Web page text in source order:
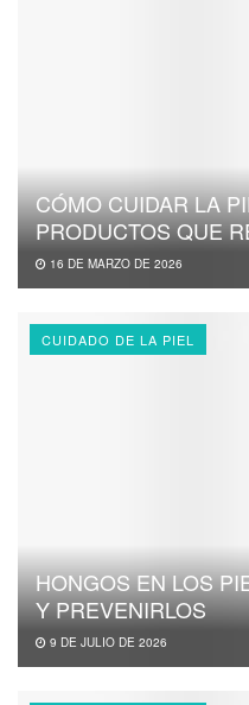
CÓMO CUIDAR LA
PRODUCTOS QUE
16 DE MARZO DE 2026
CUIDADO DE LA PIEL
HONGOS EN LOS
Y PREVENIRLOS
9 DE JULIO DE 2026